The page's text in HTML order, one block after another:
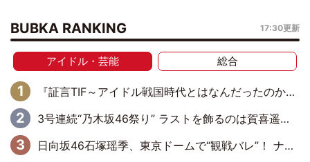
BUBKA RANKING 17:30更新
アイドル・芸能 総合
『証言TIF～アイドル戦国時代とはなんだったのか～』第6回：でんぱ組.inc・古川未鈴×相沢梨紗「『ハロプロやりたかったな』って言ったら、夢眠ねむさんに『てめえはでんぱ組．incなんだよ！』って肩パンされて(笑)」
3号連続“乃木坂46祭り” ラストを飾るのは賀喜遥香…5年ぶりの登場に「5年分大人になった私を見ていただけたら」
日向坂46石塚瑶季、東京ドームで“観戦バレ”！ ナイツ・塙も認めた「巨人に詳しすぎるアイドル」は元VENUSスクール生で杉内コーチ推し⁉